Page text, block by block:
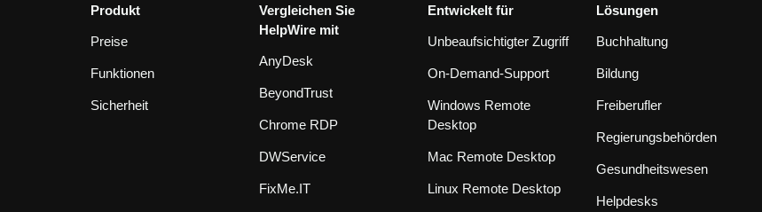
Produkt
Preise
Funktionen
Sicherheit
Vergleichen Sie
HelpWire mit
AnyDesk
BeyondTrust
Chrome RDP
DWService
FixMe.IT
Entwickelt für
Unbeaufsichtigter Zugriff
On-Demand-Support
Windows Remote
Desktop
Mac Remote Desktop
Linux Remote Desktop
Lösungen
Buchhaltung
Bildung
Freiberufler
Regierungsbehörden
Gesundheitswesen
Helpdesks